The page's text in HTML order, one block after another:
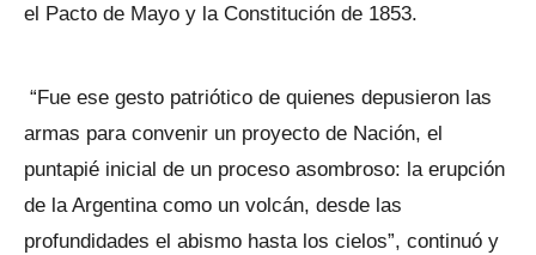
el Pacto de Mayo y la Constitución de 1853.
“Fue ese gesto patriótico de quienes depusieron las
armas para convenir un proyecto de Nación, el
puntapié inicial de un proceso asombroso: la erupción
de la Argentina como un volcán, desde las
profundidades el abismo hasta los cielos”, continuó y